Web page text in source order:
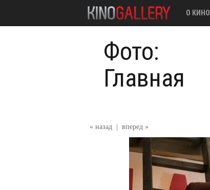
О КИНО
Фото:
Главная
« назад вперед »